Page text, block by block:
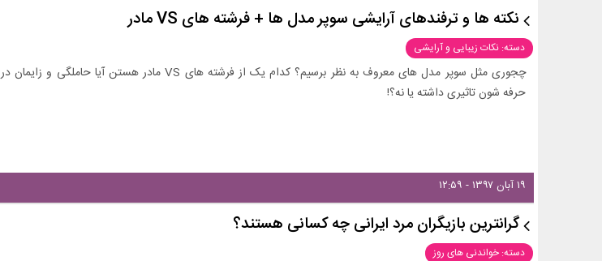
نکته ها و ترفندهای آرایشی سوپر مدل ها + فرشته های VS مادر
دسته: نکات زیبایی و آرایشی
چجوری مثل سوپر مدل های معروف به نظر برسیم؟ کدام یک از فرشته های VS مادر هستن آیا حاملگی و زایمان در
حرفه شون تاثیری داشته یا نه؟!
۱۹ آبان ۱۳۹۷ - ۱۲:۵۹
گرانترین بازیگران مرد ایرانی چه کسانی هستند؟
دسته: خواندنی های روز